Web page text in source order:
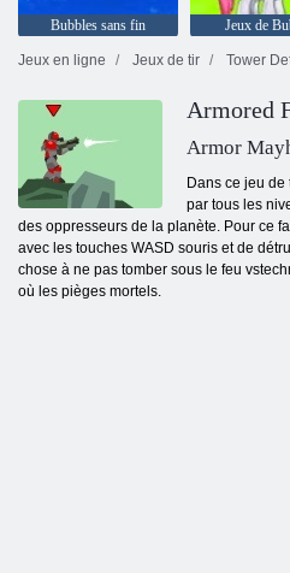
Bubbles sans fin Jeux de
Jeux en ligne
Jeux de tir Tower
Armored
Armor
Dans ce jeu
par tous les
des oppresseurs de la planète. Pour ce
avec les touches WASD souris et de
chose à ne pas tomber sous le feu
où les pièges mortels.